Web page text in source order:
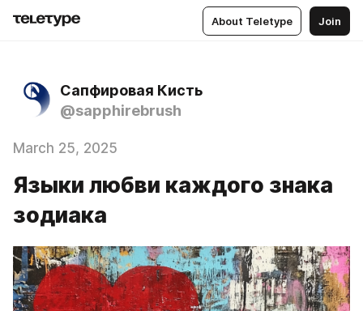
About Teletype Join
Сапфировая Кисть
@sapphirebrush
March 25, 2025
Языки любви каждого знака
зодиака